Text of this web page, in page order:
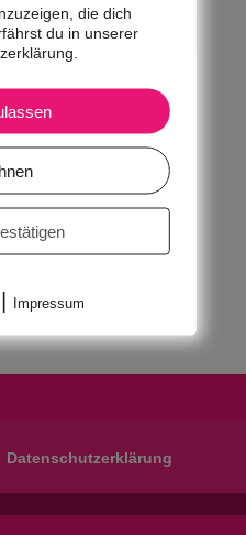
Datenschutzerklärung
die dich
du in unserer
| Impressum